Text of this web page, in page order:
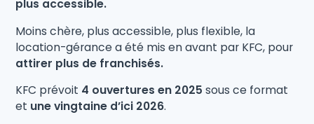
plus accessible.
Moins chère, plus accessible, plus flexible, la
location-gérance a été mis en avant par KFC, pour
attirer plus de franchisés.
KFC prévoit 4 ouvertures en 2025 sous ce format
et une vingtaine d’ici 2026.